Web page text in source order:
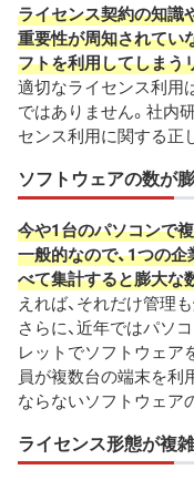
ライセンス契約の知識
重要性が周知されてい
フトを利用してしまう
適切なライセンス利用
ではありません。社内
センス利用に関する正
ソフトウェアの数が
今や1台のパソコンで
一般的なので、1つの
べて集計すると膨大な
えれば、それだけ管理
さらに、近年ではパソ
レットでソフトウェア
員が複数台の端末を利
ならないソフトウェア
ライセンス形態が複